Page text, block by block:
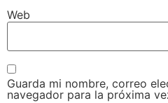
Web
Guarda mi nombre, correo
navegador para la próxima